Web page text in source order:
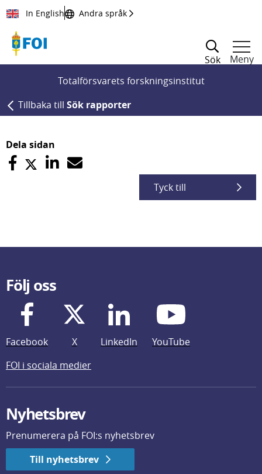
Till innehållet
In English Andra språk
Sök
Meny
Totalförsvarets forskningsinstitut
Tillbaka till Sök rapporter
Dela sidan
Tyck till
Följ oss
Facebook X LinkedIn
YouTube
FOI i sociala medier
Nyhetsbrev
Prenumerera på FOI:s nyhetsbrev
Till nyhetsbrev